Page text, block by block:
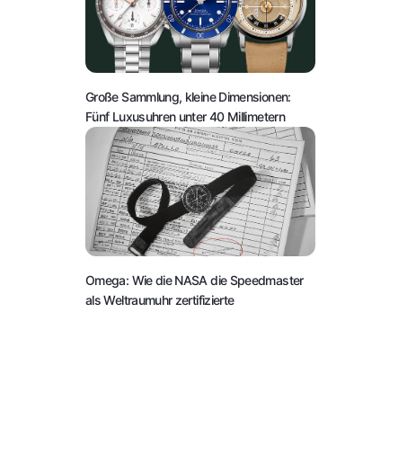
Große Sammlung, kleine Dimensionen:
Fünf Luxusuhren unter 40 Millimetern
Omega: Wie die NASA die Speedmaster
als Weltraumuhr zertifizierte